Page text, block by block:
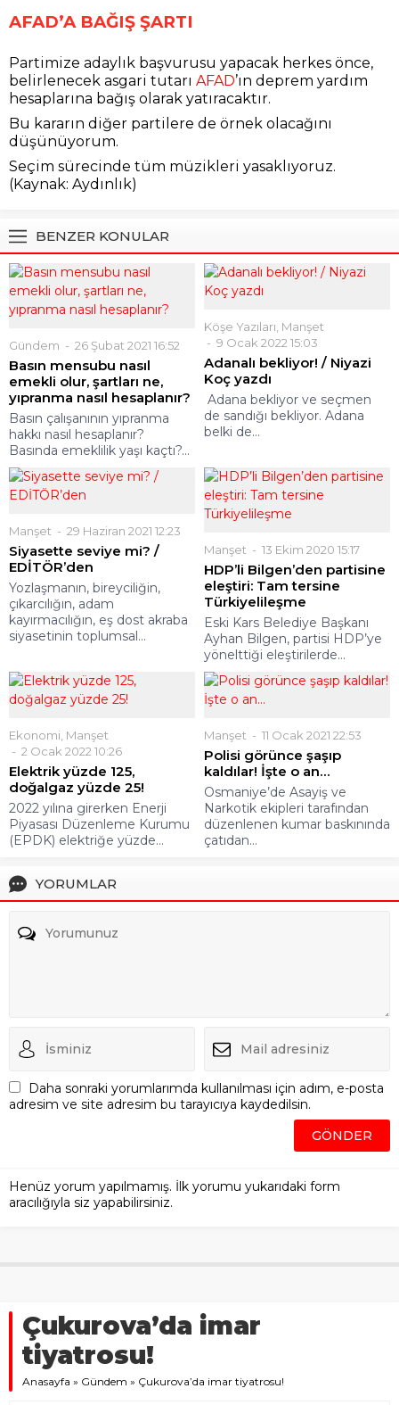
AFAD’A BAĞIŞ ŞARTI
Partimize adaylık başvurusu yapacak herkes önce,
belirlenecek asgari tutarı AFAD’ın deprem yardım
hesaplarına bağış olarak yatıracaktır.
Bu kararın diğer partilere de örnek olacağını
düşünüyorum.
Seçim sürecinde tüm müzikleri yasaklıyoruz.
(Kaynak: Aydınlık)
BENZER KONULAR
Gündem 26 Şubat 2021 16:52
Basın mensubu nasıl
emekli olur, şartları ne,
yıpranma nasıl hesaplanır?
Basın çalışanının yıpranma
hakkı nasıl hesaplanır?
Basında emeklilik yaşı kaçtı?...
Köşe Yazıları Manşet
9 Ocak 2022 15:03
Adanalı bekliyor! / Niyazi
Koç yazdı
Adana bekliyor ve seçmen
de sandığı bekliyor. Adana
belki de...
Manşet 29 Haziran 2021 12:23
Siyasette seviye mi? /
EDİTÖR’den
Yozlaşmanın, bireyciliğin,
çıkarcılığın, adam
kayırmacılığın, eş dost akraba
siyasetinin toplumsal...
Manşet 13 Ekim 2020 15:17
HDP’li Bilgen’den partisine
eleştiri: Tam tersine
Türkiyelileşme
Eski Kars Belediye Başkanı
Ayhan Bilgen, partisi HDP’ye
yönelttiği eleştirilerde...
Ekonomi Manşet
2 Ocak 2022 10:26
Elektrik yüzde 125,
doğalgaz yüzde 25!
2022 yılına girerken Enerji
Piyasası Düzenleme Kurumu
(EPDK) elektriğe yüzde...
Manşet 11 Ocak 2021 22:53
Polisi görünce şaşıp
kaldılar! İşte o an…
Osmaniye’de Asayiş ve
Narkotik ekipleri tarafından
düzenlenen kumar baskınında
çatıdan...
YORUMLAR
Daha sonraki yorumlarımda kullanılması için adım, e-posta
adresim ve site adresim bu tarayıcıya kaydedilsin.
Henüz yorum yapılmamış. İlk yorumu yukarıdaki form
aracılığıyla siz yapabilirsiniz.
Çukurova’da imar
tiyatrosu!
Anasayfa » Gündem » Çukurova’da imar tiyatrosu!